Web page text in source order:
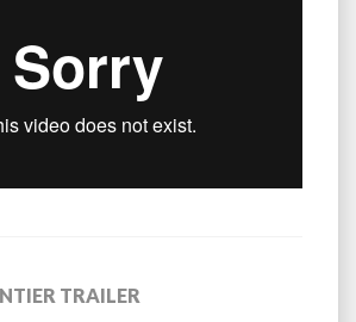
TRAILER